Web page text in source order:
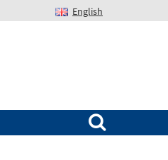
English
Suchen nach: